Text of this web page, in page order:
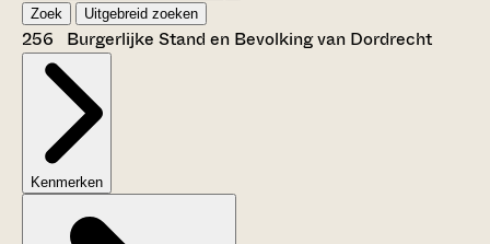
Zoek Uitgebreid zoeken
256 Burgerlijke Stand en Bevolking van Dordrecht
Kenmerken